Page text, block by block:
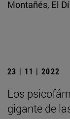
Montañés, El
23 | 11 | 2022
Los
gigante de